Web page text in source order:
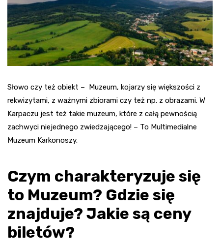
Słowo czy też obiekt – Muzeum, kojarzy się większości z
rekwizytami, z ważnymi zbiorami czy też np. z obrazami. W
Karpaczu jest też takie muzeum, które z całą pewnością
zachwyci niejednego zwiedzającego! – To Multimedialne
Muzeum Karkonoszy.
Czym charakteryzuje się
to Muzeum? Gdzie się
znajduje? Jakie są ceny
biletów?